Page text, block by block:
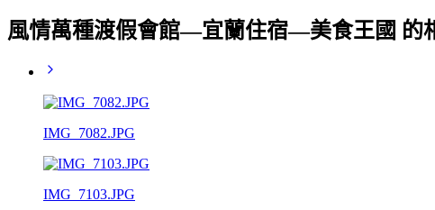
風情萬種渡假會館—宜蘭住宿—美食王國 的
IMG_7082.JPG
IMG_7103.JPG